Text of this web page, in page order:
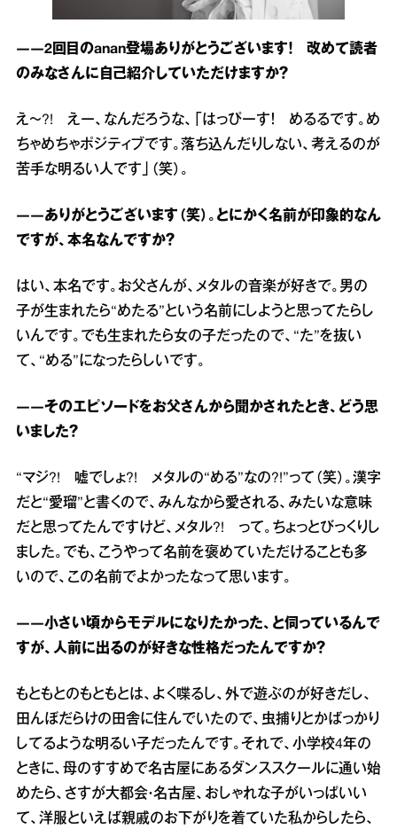
――2回目のanan登場ありがとうございます！ 改めて読者
のみなさんに自己紹介していただけますか？
え～?! えー、なんだろうな、「はっぴーす！ めるるです。め
ちゃめちゃポジティブです。落ち込んだりしない、考えるのが
苦手な明るい人です」（笑）。
――ありがとうございます（笑）。とにかく名前が印象的なん
ですが、本名なんですか？
はい、本名です。お父さんが、メタルの音楽が好きで。男の
子が生まれたら“めたる”という名前にしようと思ってたらし
いんです。でも生まれたら女の子だったので、“た”を抜い
て、“める”になったらしいです。
――そのエピソードをお父さんから聞かされたとき、どう思
いました？
“マジ?! 嘘でしょ?! メタルの“める”なの?!”って（笑）。漢字
だと“愛瑠”と書くので、みんなから愛される、みたいな意味
だと思ってたんですけど、メタル?! って。ちょっとびっくりし
ました。でも、こうやって名前を褒めていただけることも多
いので、この名前でよかったなって思います。
――小さい頃からモデルになりたかった、と伺っているんで
すが、人前に出るのが好きな性格だったんですか？
もともとのもともとは、よく喋るし、外で遊ぶのが好きだし、
田んぼだらけの田舎に住んでいたので、虫捕りとかばっかり
してるような明るい子だったんです。それで、小学校4年の
ときに、母のすすめで名古屋にあるダンススクールに通い始
めたら、さすが大都会・名古屋、おしゃれな子がいっぱいい
て、洋服といえば親戚のお下がりを着ていた私からしたら、